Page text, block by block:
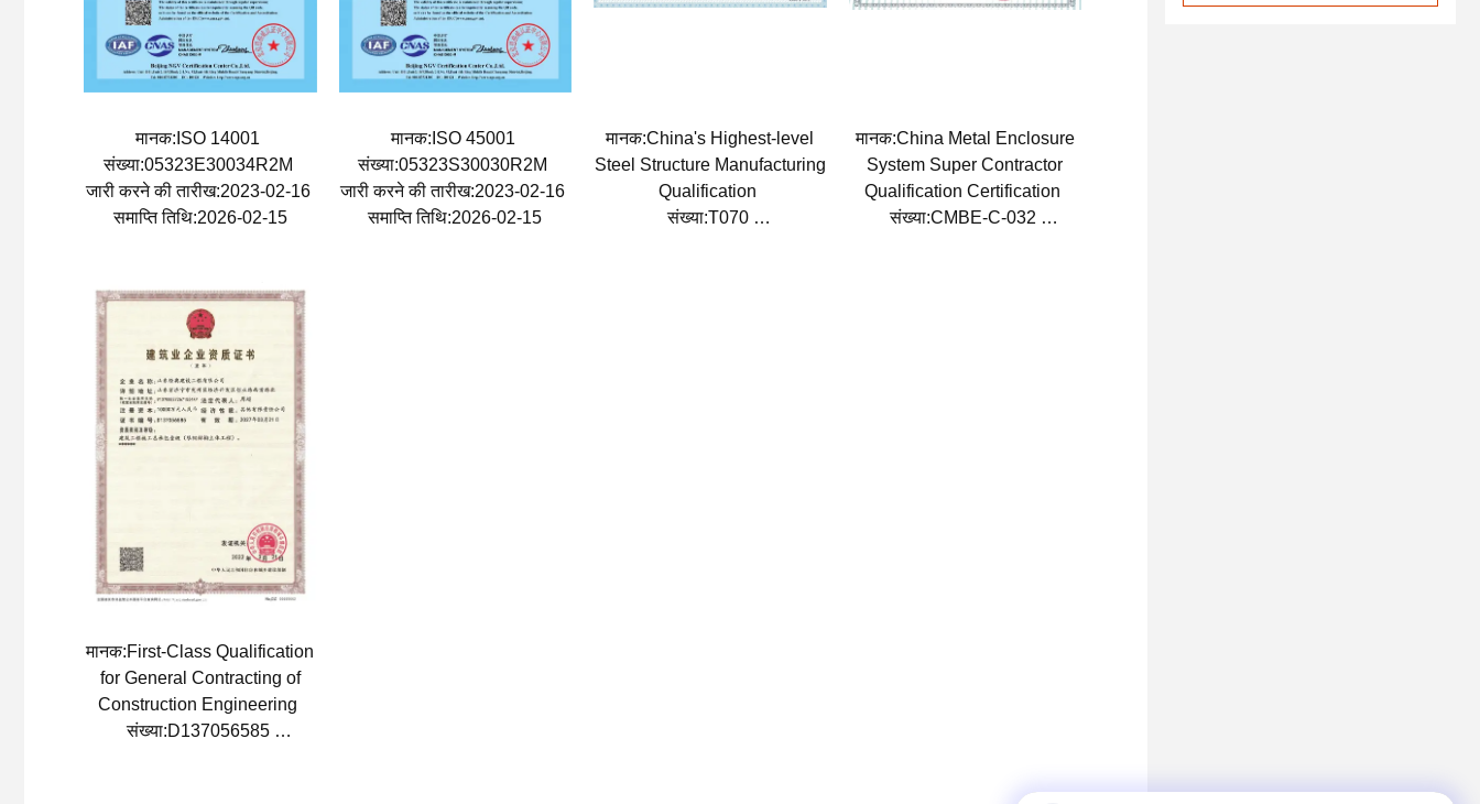
मानक:ISO 14001
संख्या:05323E30034R2M
जारी करने की तारीख:2023-02-16
समाप्ति तिथि:2026-02-15
मानक:ISO 45001
संख्या:05323S30030R2M
जारी करने की तारीख:2023-02-16
समाप्ति तिथि:2026-02-15
मानक:China's Highest-level
Steel Structure Manufacturing
Qualification
संख्या:T070
मानक:China Metal Enclosure
System Super Contractor
Qualification Certification
संख्या:CMBE-C-032
मानक:First-Class Qualification
for General Contracting of
Construction Engineering
संख्या:D137056585